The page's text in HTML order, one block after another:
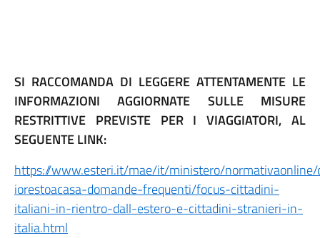
SI RACCOMANDA DI LEGGERE ATTENTAMENTE LE
INFORMAZIONI AGGIORNATE SULLE MISURE
RESTRITTIVE PREVISTE PER I VIAGGIATORI, AL
SEGUENTE LINK:
https://www.esteri.it/mae/it/ministero/
iorestoacasa-domande-frequenti/focus-cittadini-
italiani-in-rientro-dall-estero-e-cittadini-stranieri-in-
italia.html